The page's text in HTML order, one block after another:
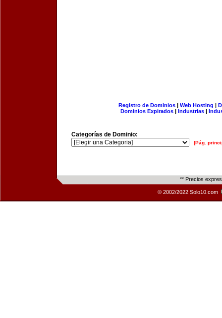
Registro de Dominios| Web Hosting |
Dominios Expirados | Industrias |
Categorías de Dominio:
[Pág.
** Precios
© 2002/2022 Solo10.com